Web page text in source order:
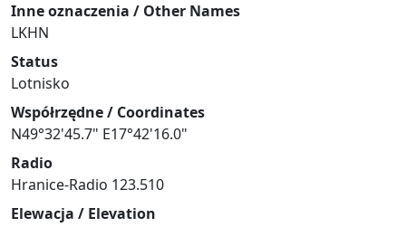
Inne oznaczenia / Other Names
LKHN
Status
Lotnisko
Współrzędne / Coordinates
N49°32'45.7" E17°42'16.0"
Radio
Hranice-Radio 123.510
Elewacja / Elevation